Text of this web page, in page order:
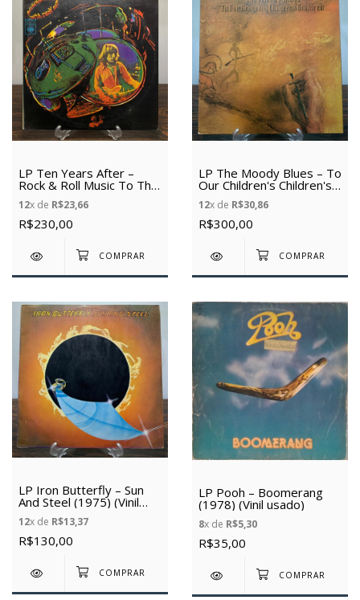
LP Ten Years After –
Rock & Roll Music To The
World (1973) (Vinil usado)
12x de R$23,66
R$230,00
LP The Moody Blues – To
Our Children's Children's
Children (1969) (Vinil
usado)
12x de R$30,86
R$300,00
LP Iron Butterfly – Sun
And Steel (1975) (Vinil
Usado)
12x de R$13,37
R$130,00
LP Pooh – Boomerang
(1978) (Vinil usado)
8x de R$5,30
R$35,00